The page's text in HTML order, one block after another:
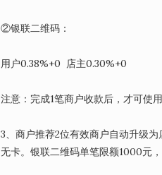
②银联二维码：
用户0.38%+0 店主0.30%+0
注意：完成1笔商户收款后，才可使
3、商户推荐2位有效商户自动升级
无卡。银联二维码单笔限额1000元，